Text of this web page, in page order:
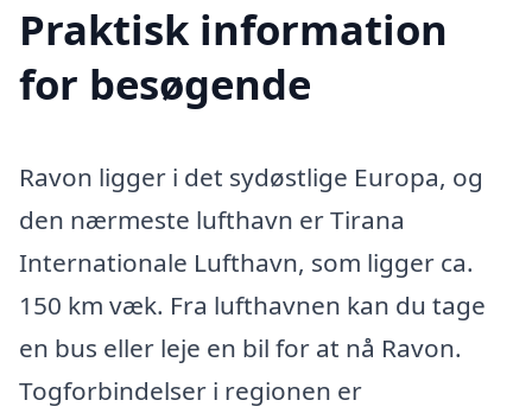
Praktisk information
for besøgende
Ravon ligger i det sydøstlige Europa, og
den nærmeste lufthavn er Tirana
Internationale Lufthavn, som ligger ca.
150 km væk. Fra lufthavnen kan du tage
en bus eller leje en bil for at nå Ravon.
Togforbindelser i regionen er